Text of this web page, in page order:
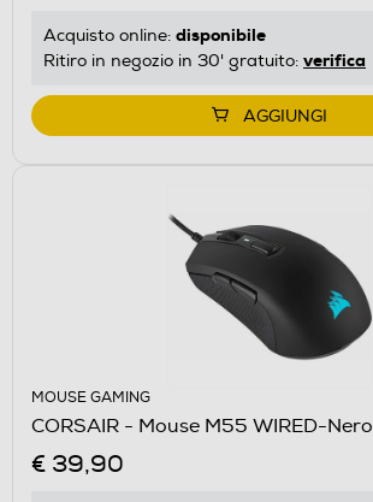
Acquisto online: disponibile
Ritiro in negozio in 30' gratuito: verifica
AGGIUNGI
MOUSE GAMING
CORSAIR - Mouse M55 WIRED-Nero
€ 39,90